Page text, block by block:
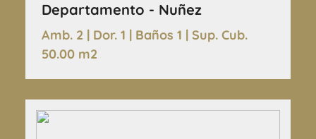
Departamento - Nuñez
Amb. 2 | Dor. 1 | Baños 1 | Sup. Cub.
50.00 m2